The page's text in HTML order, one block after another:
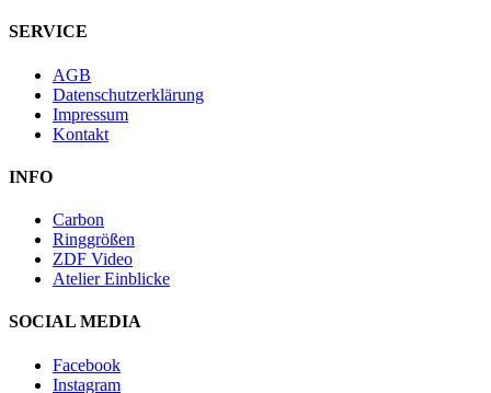
SERVICE
AGB
Datenschutzerklärung
Impressum
Kontakt
INFO
Carbon
Ringgrößen
ZDF Video
Atelier Einblicke
SOCIAL MEDIA
Facebook
Instagram